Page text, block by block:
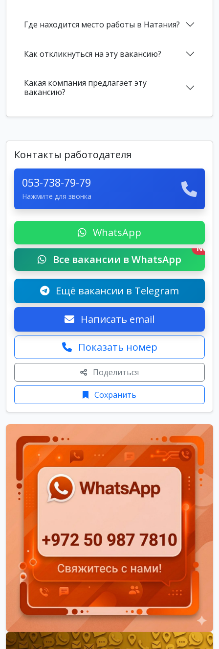
Где находится место работы в Натания?
Как откликнуться на эту вакансию?
Какая компания предлагает эту
вакансию?
Контакты работодателя
053-738-79-79
Нажмите для звонка
WhatsApp
Все вакансии в WhatsApp
New
Ещё вакансии в Telegram
Написать email
Показать номер
Поделиться
Сохранить